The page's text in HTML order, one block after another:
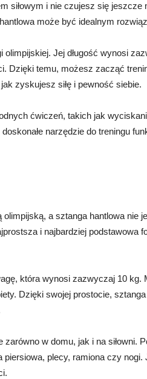
siłowym i nie czujesz się jeszcze
może być idealnym
Jej długość wynosi
Dzięki temu, możesz zacząć
zyskujesz siłę i pewność siebie.
ćwiczeń, takich jak
narzędzie do treningu
a sztanga hantlowa nie
i najbardziej podstawowa
która wynosi zazwyczaj 10 kg.
Dzięki swojej prostocie, sztanga
w domu, jak i na siłowni.
plecy, ramiona czy nogi.